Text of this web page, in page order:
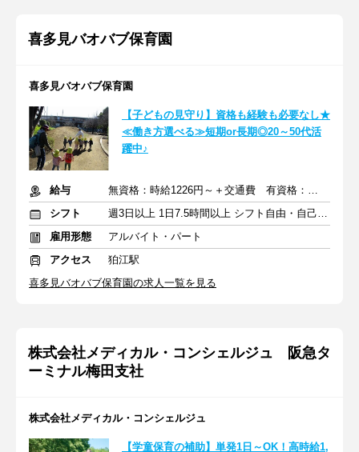
喜多見バオバブ保育園
喜多見バオバブ保育園
【子どもの見守り】資格も経験も必要なし★
≪働き方選べる≫短期or長期◎20～50代活
躍中♪
給与
無資格：時給1226円～＋交通費 有資格：時給1300円～＋交通費
シフト
週3日以上 1日7.5時間以上 シフト自由・自己申告
雇用形態
アルバイト・パート
アクセス
狛江駅
喜多見バオバブ保育園の求人一覧を見る
株式会社メディカル・コンシェルジュ 阪急タ
ーミナル梅田支社
株式会社メディカル・コンシェルジュ
【学童保育の補助】単発1日～OK！高時給1,